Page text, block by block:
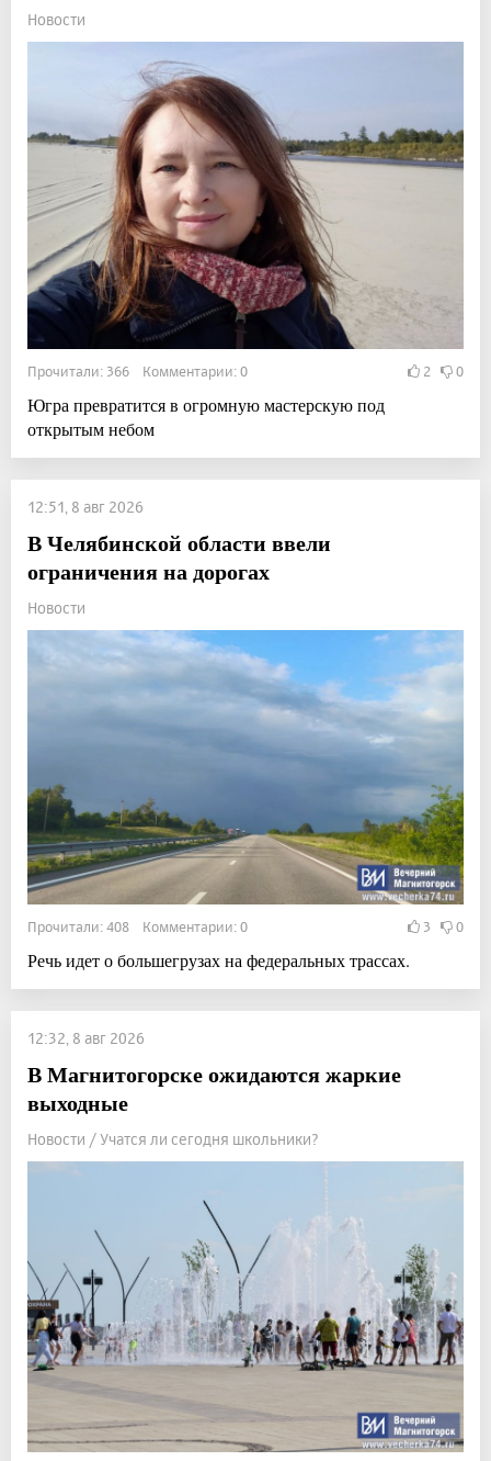
Новости
Прочитали: 366 Комментарии: 0 2 0
Югра превратится в огромную мастерскую под
открытым небом
12:51, 8 авг 2026
В Челябинской области ввели
ограничения на дорогах
Новости
Прочитали: 408 Комментарии: 0 3 0
Речь идет о большегрузах на федеральных трассах.
12:32, 8 авг 2026
В Магнитогорске ожидаются жаркие
выходные
Новости / Учатся ли сегодня школьники?